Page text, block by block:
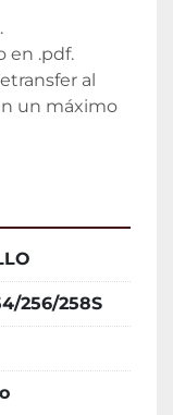
en .pdf.
al
un máximo
256/258S